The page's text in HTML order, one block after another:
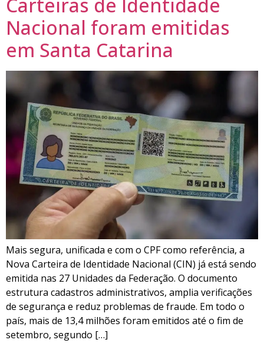
Carteiras de Identidade
Nacional foram emitidas
em Santa Catarina
Mais segura, unificada e com o CPF como referência, a
Nova Carteira de Identidade Nacional (CIN) já está sendo
emitida nas 27 Unidades da Federação. O documento
estrutura cadastros administrativos, amplia verificações
de segurança e reduz problemas de fraude. Em todo o
país, mais de 13,4 milhões foram emitidos até o fim de
setembro, segundo […]